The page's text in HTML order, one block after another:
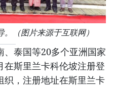
（图片来源于互联网）
、泰国等20多个亚洲国家
斯里兰卡科伦坡注册登
织，注册地址在斯里兰卡